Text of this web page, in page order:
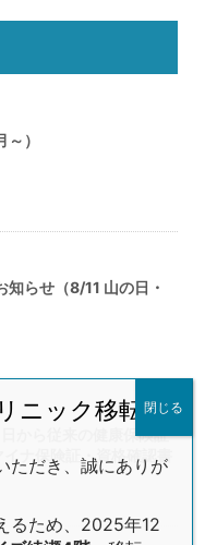
）
らせ（8/11 山の日・
から従来の健康保険証
イナ保険証・資格確認書
ニック移転の
ただき、誠にありが
るため、2025年12
閉じる